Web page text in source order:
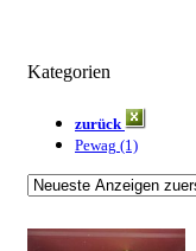
Kategorien
zurück
Pewag (1)